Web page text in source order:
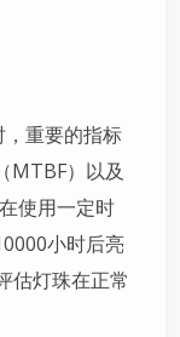
重要的指标
MTBF）以及
使用一定时
小时后亮
估灯珠在正常